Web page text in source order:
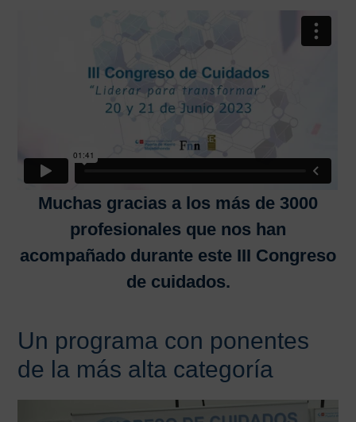
Muchas gracias a los más de 3000
profesionales que nos han
acompañado durante este III Congreso
de cuidados.
Un programa con ponentes
de la más alta categoría